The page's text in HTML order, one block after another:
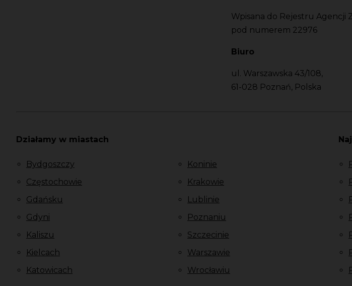
Wpisana do Rejestru Agencji
pod numerem 22976
Biuro
ul. Warszawska 43/108,
61-028 Poznań, Polska
Działamy w miastach
Bydgoszczy
Częstochowie
Gdańsku
Gdyni
Kaliszu
Kielcach
Katowicach
Koninie
Krakowie
Lublinie
Poznaniu
Szczecinie
Warszawie
Wrocławiu